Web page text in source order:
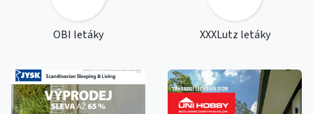
OBI letáky XXXLutz letáky